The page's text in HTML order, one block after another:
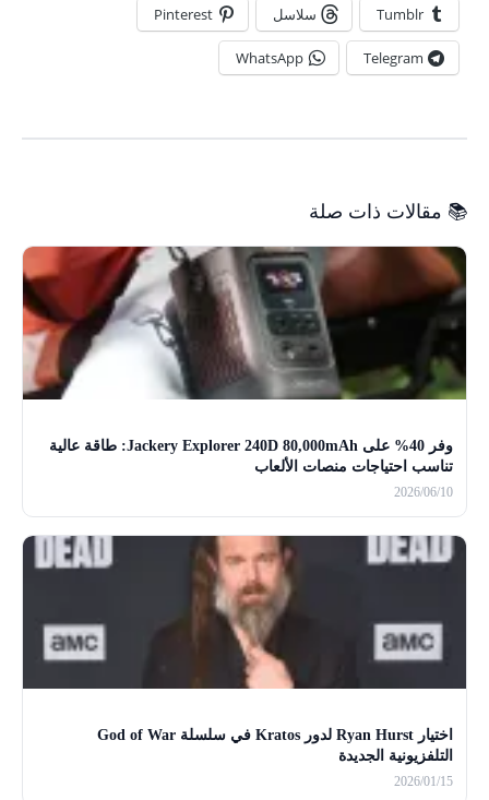
Tumblr سلاسل Pinterest
Telegram
WhatsApp
📚 مقالات ذات صلة
وفر 40% على Jackery Explorer 240D 80,000mAh: طاقة عالية
تناسب احتياجات منصات الألعاب
2026/06/10
اختيار Ryan Hurst لدور Kratos في سلسلة God of War
التلفزيونية الجديدة
2026/01/15